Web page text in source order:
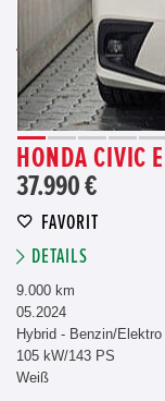
HONDA CIVIC
37.990 €
FAVORIT
DETAILS
9.000 km
05.2024
Hybrid - Benzin/Elektro
105 kW/143 PS
Weiß